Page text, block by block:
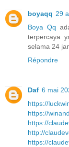
boyaqq 29
Boya Qq
terpercaya
selama 24
Répondre
Daf 6 mai
https://
https://
https://
http://
https://